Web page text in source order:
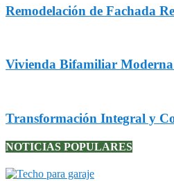
Remodelación de Fachada
Vivienda Bifamiliar
Transformación Integral y
NOTICIAS POPULARES